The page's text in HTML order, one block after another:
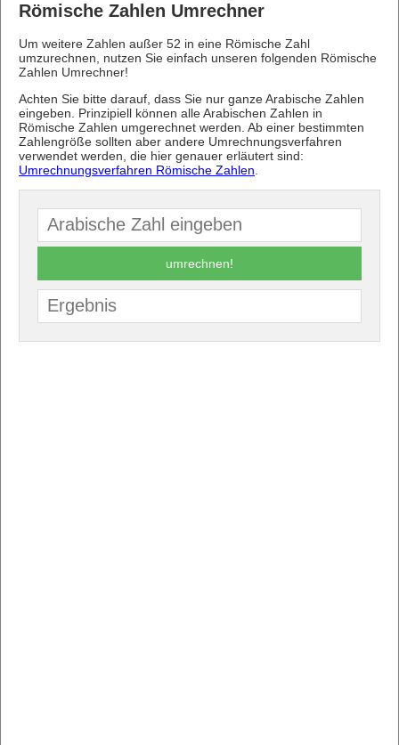
Römische Zahlen Umrechner
Um weitere Zahlen außer 52 in eine Römische Zahl
umzurechnen, nutzen Sie einfach unseren folgenden Römische
Zahlen Umrechner!
Achten Sie bitte darauf, dass Sie nur ganze Arabische Zahlen
eingeben. Prinzipiell können alle Arabischen Zahlen in
Römische Zahlen umgerechnet werden. Ab einer bestimmten
Zahlengröße sollten aber andere Umrechnungsverfahren
verwendet werden, die hier genauer erläutert sind:
Umrechnungsverfahren Römische Zahlen
umrechnen!